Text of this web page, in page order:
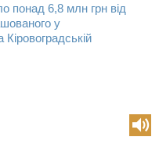
понад 6,8 млн грн від
у
Кіровоградській